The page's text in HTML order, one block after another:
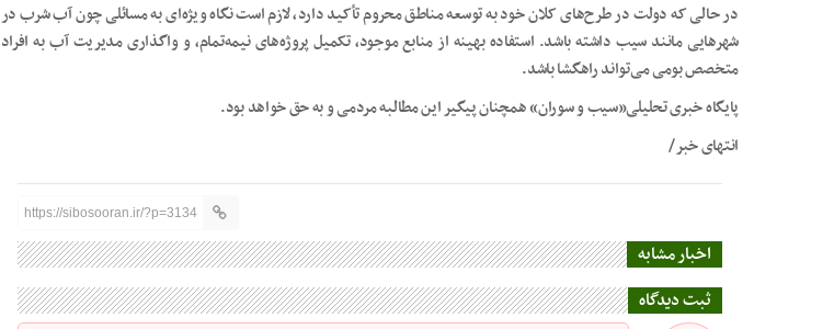
در حالی که دولت در طرح‌های کلان خود به توسعه مناطق محروم تأکید دارد، لازم است نگاه ویژه‌ای به مسائلی چون آب شرب در
شهرهایی مانند سیب داشته باشد. استفاده بهینه از منابع موجود، تکمیل پروژه‌های نیمه‌تمام، و واگذاری مدیریت آب به افراد
متخصص بومی می‌تواند راهگشا باشد.
پایگاه خبری تحلیلی«سيب و سوران» همچنان پیگیر این مطالبه مردمی و به حق خواهد بود.
انتهای خبر/
https://sibosooran.ir/?p=3134
اخبار مشابه
ثبت دیدگاه